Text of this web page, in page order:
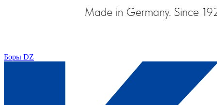
Боры DZ